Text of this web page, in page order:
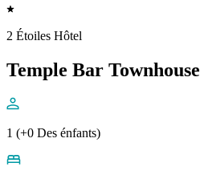
2 Étoiles Hôtel
Temple Bar Townhouse
1 (+0 Des énfants)